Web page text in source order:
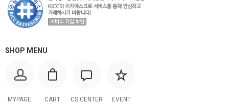
SHOP MENU
MYPAGE CART CS CENTER EVENT